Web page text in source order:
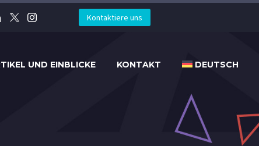
Kontaktiere uns
UND EINBLICKE KONTAKT DEUTSCH